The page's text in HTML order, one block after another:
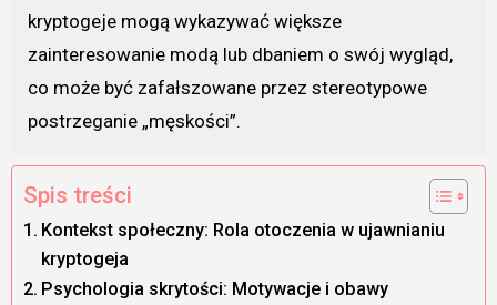
kryptogeje mogą wykazywać większe
zainteresowanie modą lub dbaniem o swój wygląd,
co może być zafałszowane przez stereotypowe
postrzeganie „męskości”.
Spis treści
Kontekst społeczny: Rola otoczenia w ujawnianiu
kryptogeja
Psychologia skrytości: Motywacje i obawy